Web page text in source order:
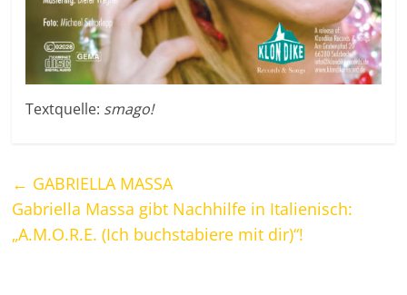
Textquelle: smago!
← GABRIELLA MASSA
Gabriella Massa gibt Nachhilfe in Italienisch:
„A.M.O.R.E. (Ich buchstabiere mit dir)“!